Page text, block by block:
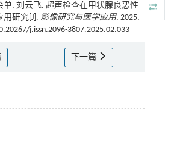
单, 刘云飞. 超声检查在甲状腺良恶性
用研究[J]. 影像研究与医学应用, 2025,
j.issn.2096-3807.2025.02.033
下一篇